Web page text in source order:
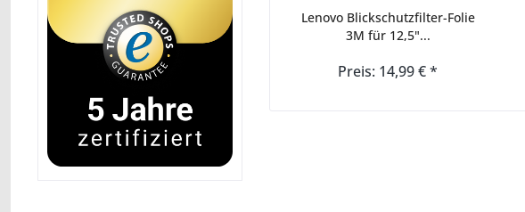
Lenovo Blickschutzfilter-Folie
3M für 12,5"...
Preis: 14,99 € *